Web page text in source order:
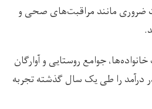
ضروری مانند مراقبت‌های صحی و
جوامع روستایی و آوارگان
درآمد را طی یک سال گذشته تجربه